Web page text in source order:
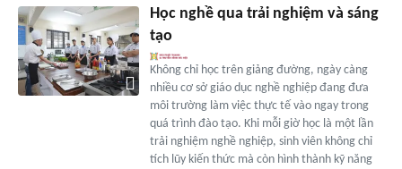
Học nghề qua trải nghiệm và sáng
tạo
Không chỉ học trên giảng đường, ngày càng
nhiều cơ sở giáo dục nghề nghiệp đang đưa
môi trường làm việc thực tế vào ngay trong
quá trình đào tạo. Khi mỗi giờ học là một lần
trải nghiệm nghề nghiệp, sinh viên không chỉ
tích lũy kiến thức mà còn hình thành kỹ năng